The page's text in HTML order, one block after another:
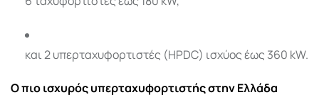
και 2 υπερταχυφορτιστές (HPDC) ισχύος έως 360 kW.
Ο πιο ισχυρός υπερταχυφορτιστής στην Ελλάδα